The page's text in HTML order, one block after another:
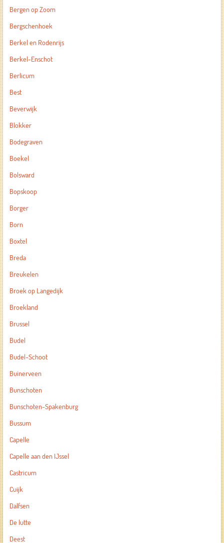
Bergen op Zoom
Bergschenhoek
Berkel en Rodenrijs
Berkel-Enschot
Berlicum
Best
Beverwijk
Blokker
Bodegraven
Boekel
Bolsward
Bopskoop
Borger
Born
Boxtel
Breda
Breukelen
Broek op Langedijk
Broekland
Brussel
Budel
Budel-Schoot
Buinerveen
Bunschoten
Bunschoten-Spakenburg
Bussum
Capelle
Capelle aan den IJssel
Castricum
Cuijk
Dalfsen
De lutte
Deest